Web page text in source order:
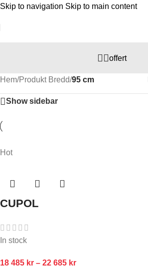
Skip to navigation Skip to main content
offert
Hem/Produkt Bredd/95 cm
Show sidebar
Hot
CUPOL
In stock
18 485 kr – 22 685 kr